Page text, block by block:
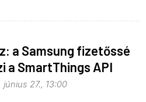
a Samsung fizetőssé
a SmartThings API
június 27., 13:00